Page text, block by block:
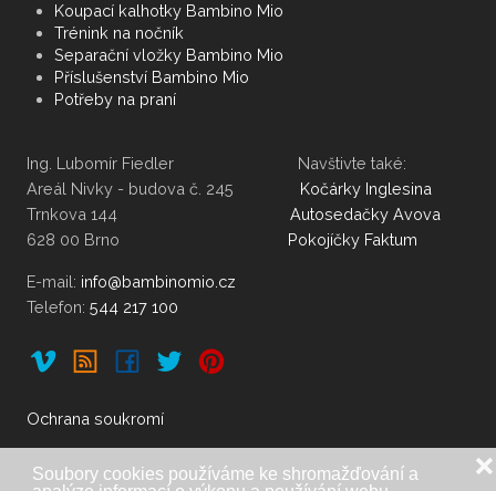
Soubory cookies používáme ke shromažďování a
❌
Koupací kalhotky Bambino Mio
Trénink na nočník
Separační vložky Bambino Mio
Příslušenství Bambino Mio
Potřeby na praní
Ing. Lubomír Fiedler Navštivte také:
Areál Nivky - budova č. 245 Kočárky Inglesina
Trnkova 144 Autosedačky Avova
628 00 Brno Pokojíčky Faktum
E-mail:
Telefon: 544 217 100
Ochrana soukromí